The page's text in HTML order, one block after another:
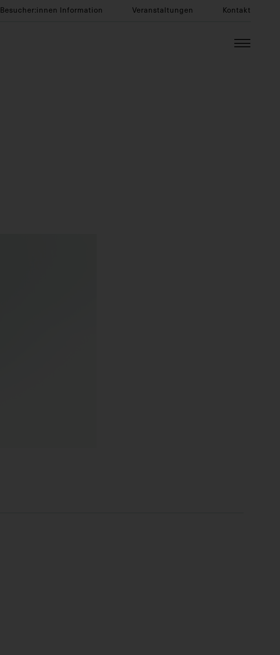
Besucher:innen Information Veranstaltungen Kontakt